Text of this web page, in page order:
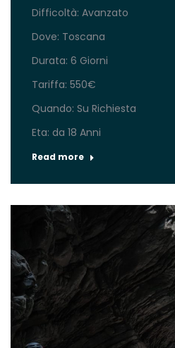
Difficoltà: Avanzato
Dove: Toscana
Durata: 6 Giorni
Tariffa: 550€
Quando: Su Richiesta
Eta: da 18 Anni
Read more